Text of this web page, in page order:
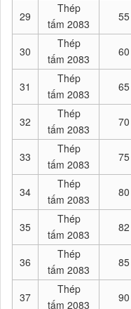
29
Thép
tấm 2083
55
30
Thép
tấm 2083
60
31
Thép
tấm 2083
65
32
Thép
tấm 2083
70
33
Thép
tấm 2083
75
34
Thép
tấm 2083
80
35
Thép
tấm 2083
82
36
Thép
tấm 2083
85
37
Thép
tấm 2083
90